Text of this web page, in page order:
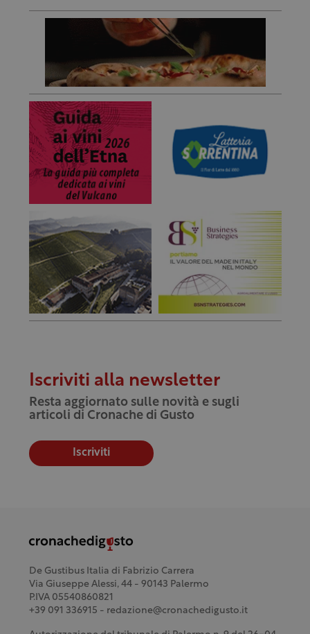
Iscriviti alla newsletter
Resta aggiornato sulle novità e sugli
articoli di Cronache di Gusto
Iscriviti
De Gustibus Italia di Fabrizio Carrera
Via Giuseppe Alessi, 44 - 90143 Palermo
P.IVA 05540860821
+39 091 336915 - redazione@cronachedigusto.it